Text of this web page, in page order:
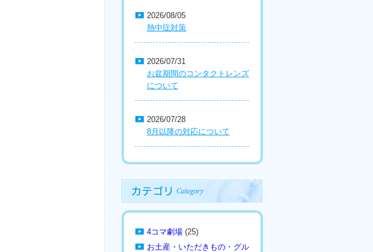
2026/08/05
熱中症対策
2026/07/31
お盆期間のコンタクトレンズ
について
2026/07/28
8月以降の対応について
4コマ劇場 (25)
お土産・いただきもの・グル